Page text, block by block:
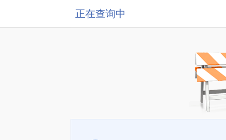
正在查询中